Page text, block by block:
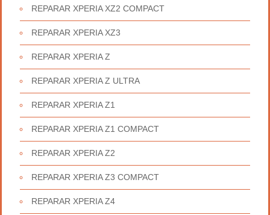
REPARAR XPERIA XZ2 COMPACT
REPARAR XPERIA XZ3
REPARAR XPERIA Z
REPARAR XPERIA Z ULTRA
REPARAR XPERIA Z1
REPARAR XPERIA Z1 COMPACT
REPARAR XPERIA Z2
REPARAR XPERIA Z3 COMPACT
REPARAR XPERIA Z4